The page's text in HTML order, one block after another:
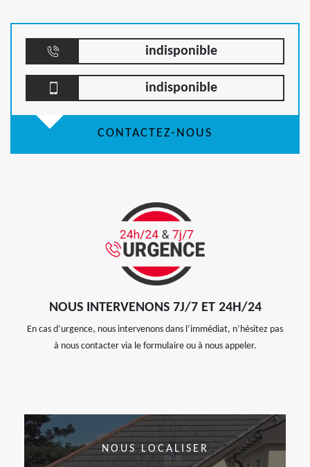
indisponible
indisponible
CONTACTEZ-NOUS
NOUS INTERVENONS 7J/7 ET 24H/24
En cas d’urgence, nous intervenons dans l’immédiat, n’hésitez pas
à nous contacter via le formulaire ou à nous appeler.
NOUS LOCALISER